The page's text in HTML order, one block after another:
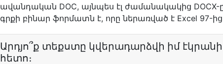
ավանդական DOC, այնպես էլ ժամանակակից DOCX-
գրքի բինար ֆորմատն է, որը ներառված է Excel 97-ից
Արդյո՞ք տեքստը կվերադարձվի իմ
հետո։